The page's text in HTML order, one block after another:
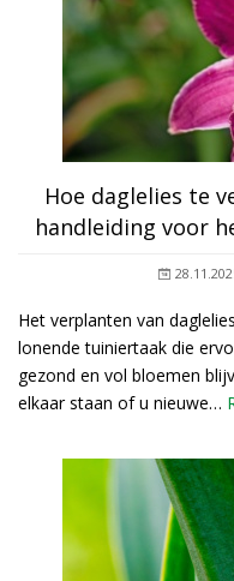
Hoe daglelies te
handleiding voor
Het verplanten van
lonende tuiniertaak die
gezond en vol bloemen
elkaar staan of u nieuwe…